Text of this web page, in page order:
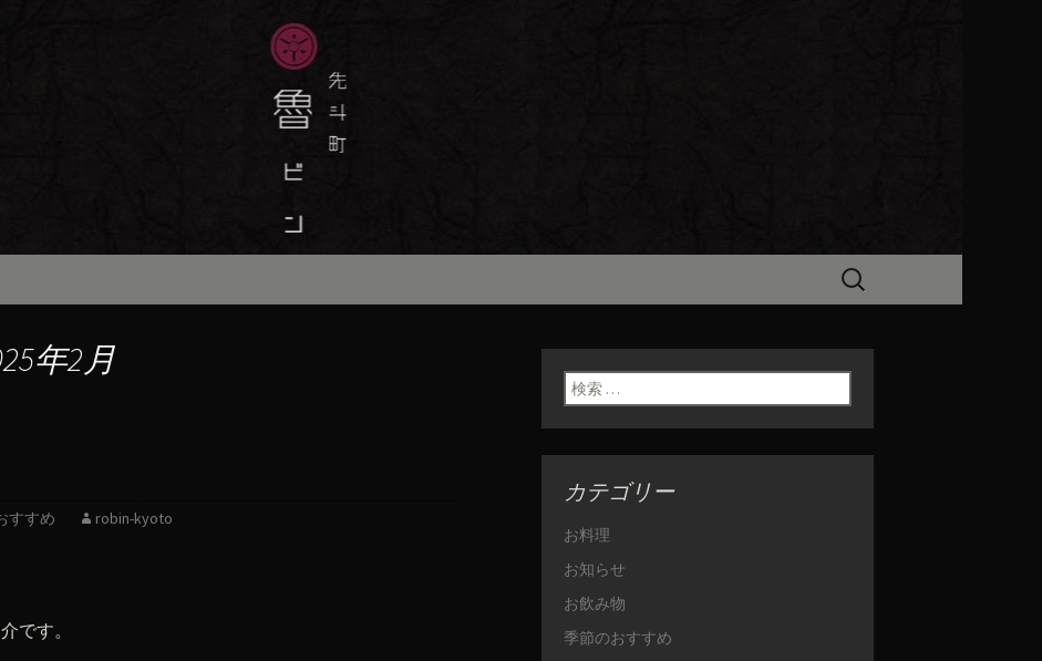
町の京料理・和食「魯ビン
」の公式ブログ
美味しい季節の京料理・和食が自慢の「魯ビン（ろびん）」がお店からのお
て最新情報をおとどけします。
検
年2月
すすめ robin-kyoto
です。
検索:
カテゴリー
お料理
お知らせ
お飲み物
季節のおすすめ